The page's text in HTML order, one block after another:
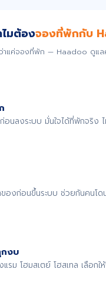
ไมต้องจองที่พักกับ
าแค่จองที่พัก — Haadoo ดูแ
นลงระบบ มั่นใจได้ที่พักจริง
องก่อนขึ้นระบบ ช่วยกันคนโด
กงบ
รม โฮมสเตย์ โฮสเทล เลือก